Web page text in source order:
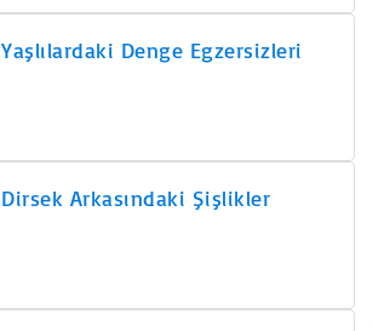
Yaşlılardaki Denge Egzersizleri
Dirsek Arkasındaki Şişlikler